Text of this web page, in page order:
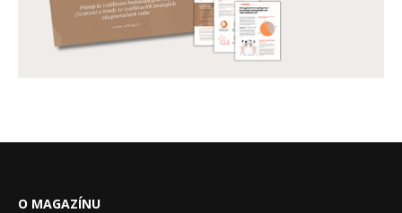
O MAGAZÍNU